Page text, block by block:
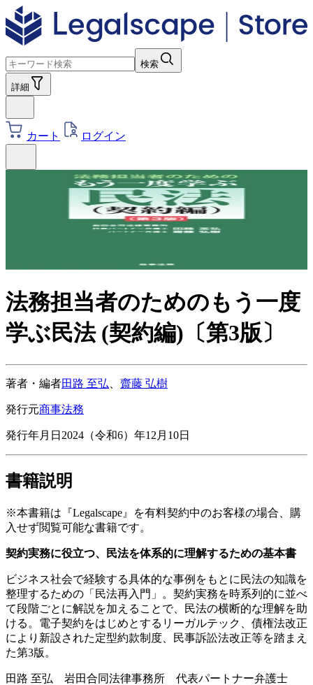
検索
詳細
カート ログイン
法務担当者のためのもう一度
学ぶ民法 (契約編)〔第3版〕
著者・編者田路 至弘 齋藤 弘樹
発行元商事法務
発行年月日 2024（令和6）年12月10日
書籍説明
※本書籍は『Legalscape』を有料契約中のお客様の場合、購
入せず閲覧可能な書籍です。
契約実務に役立つ、民法を体系的に理解するための基本書
ビジネス社会で経験する具体的な事例をもとに民法の知識を
整理するための「民法再入門」。契約実務を時系列的に並べ
て段階ごとに解説を加えることで、民法の横断的な理解を助
ける。電子契約をはじめとするリーガルテック、債権法改正
により新設された定型約款制度、民事訴訟法改正等を踏まえ
た第3版。
田路 至弘 岩田合同法律事務所 代表パートナー弁護士